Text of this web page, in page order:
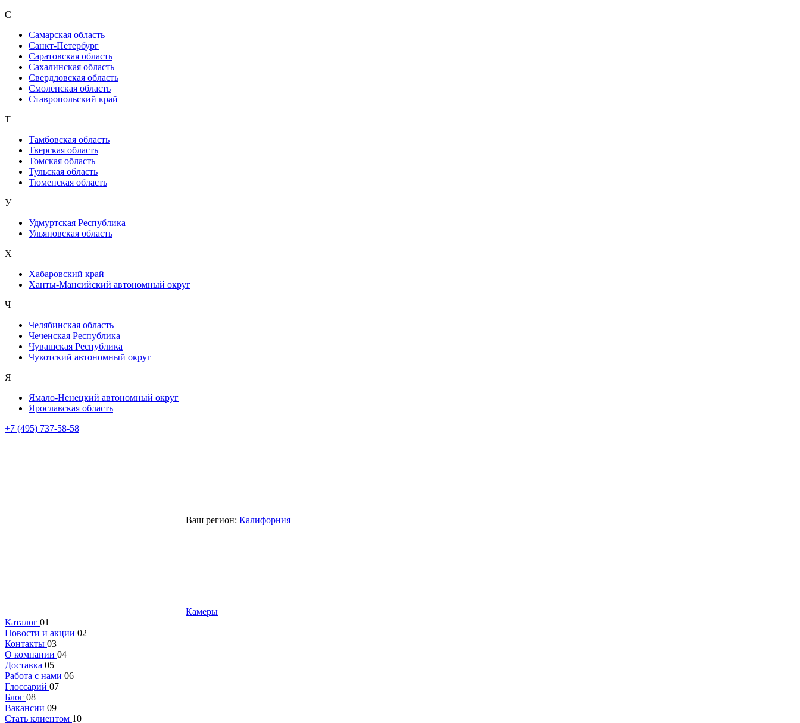
С
Самарская область
Санкт-Петербург
Саратовская область
Сахалинская область
Свердловская область
Смоленская область
Ставропольский край
Т
Тамбовская область
Тверская область
Томская область
Тульская область
Тюменская область
У
Удмуртская Республика
Ульяновская область
Х
Хабаровский край
Ханты-Мансийский автономный округ
Ч
Челябинская область
Чеченская Республика
Чувашская Республика
Чукотский автономный округ
Я
Ямало-Ненецкий автономный округ
Ярославская область
+7 (495) 737-58-58
Ваш регион: Калифорния
Камеры
Каталог 01
Новости и акции 02
Контакты 03
О компании 04
Доставка 05
Работа с нами 06
Глоссарий 07
Блог 08
Вакансии 09
Стать клиентом 10